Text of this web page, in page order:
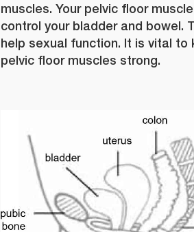
muscles. Your pelvic floor
control your bladder and bowel.
help sexual function. It is vital to
pelvic floor muscles strong.